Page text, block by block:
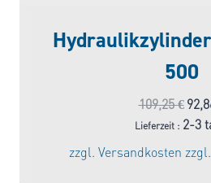
500
109,25€
war:
Lieferzeit : 2-3
zzgl. Versandkosten